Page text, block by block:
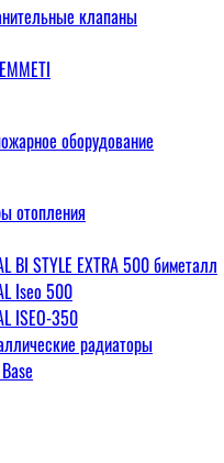
клапаны
оборудование
отопления
BI STYLE EXTRA 500 биметалл
Iseo 500
ISEO-350
радиаторы